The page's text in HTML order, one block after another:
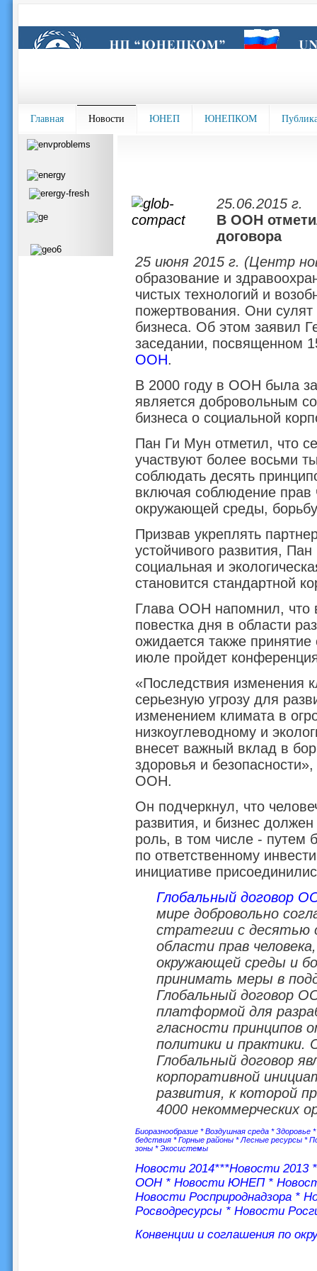
Главная Новости ЮНЕП ЮНЕПКОМ
25.06.2015 г.
В ООН
договора
25 июня 2015 г. (Центр
образование и
чистых технологий и
пожертвования. Они
бизнеса. Об этом заявил
заседании, посвященном
ООН.
В 2000 году в ООН была
является добровольным
бизнеса о социальной
Пан Ги Мун отметил, что
участвуют более восьми
соблюдать десять
включая соблюдение прав
окружающей среды,
Призвав укреплять
устойчивого развития,
социальная и
становится стандартной
Глава ООН напомнил, что
повестка дня в области
ожидается также
июле пройдет
«Последствия изменения
серьезную угрозу для
изменением климата в
низкоуглеводному и
внесет важный вклад в
здоровья и
ООН.
Он подчеркнул, что
развития, и бизнес
роль, в том числе - путем
по ответственному
инициативе
Глобальный договор
мире добровольно
стратегии с десятью
области прав
окружающей среды и
принимать меры в
Глобальный договор
платформой для
гласности принципов
политики и практики.
Глобальный договор
корпоративной
развития, к которой
4000 некоммерческих
Биоразнообразие *Воздушная среда *Здоровье *
бедствия *Горные районы *Лесные ресурсы *
зоны *Экосистемы
Новости 2014***Новости 2013
ООН* Новости ЮНЕП*
Новости Росприроднадзора*
Росводресурсы * Новости
Конвенции и соглашения по